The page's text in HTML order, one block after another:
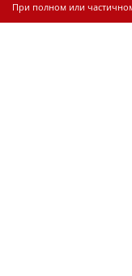
При полном или